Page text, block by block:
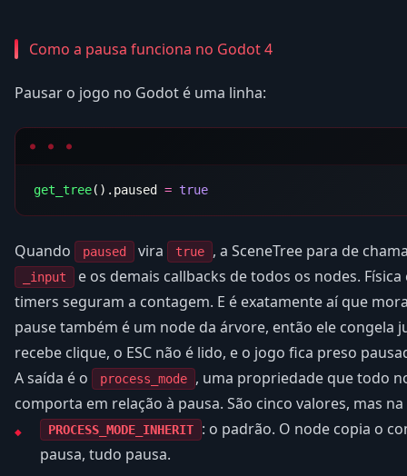
Como a pausa funciona no Godot 4
Pausar o jogo no Godot é uma linha:
get_tree().paused =
Quando paused vira true , a SceneTree para de
_input
e os demais callbacks de todos os nodes.
timers seguram a contagem. E é exatamente aí que
pause também é um node da árvore, então ele
recebe clique, o ESC não é lido, e o jogo fica preso
A saída é o
process_mode
, uma propriedade que todo
comporta em relação à pausa. São cinco valores, mas
PROCESS_MODE_INHERIT
: o padrão. O node copia o
pausa, tudo pausa.